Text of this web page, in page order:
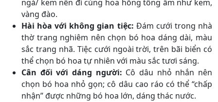
ngà/ kem nên đi cùng hoa hồng tông ấm như kem,
vàng đào.
Hài hòa với không gian tiệc: Đám cưới trong nhà
thờ trang nghiêm nên chọn bó hoa dáng dài, màu
sắc trang nhã. Tiệc cưới ngoài trời, trên bãi biển có
thể chọn bó hoa tự nhiên với màu sắc tươi sáng.
Cân đối với dáng người: Cô dâu nhỏ nhắn nên
chọn bó hoa nhỏ gọn; cô dâu cao ráo có thể “chấp
nhận” được những bó hoa lớn, dáng thác nước.